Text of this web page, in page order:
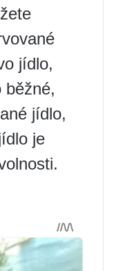
jídlo,
běžné,
jídlo,
je